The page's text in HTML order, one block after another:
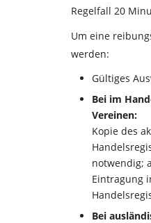
Regelfall 20
Um eine
werden:
Gültiges
Bei im
Vereinen:
Kopie des
notwendig;
Eintragung
Bei